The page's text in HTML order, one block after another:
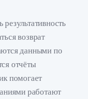
возврат
данными по
отчёты
помогает
работают